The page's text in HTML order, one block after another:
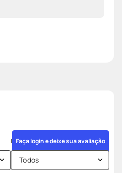
Faça login e deixe sua avaliação
Todos